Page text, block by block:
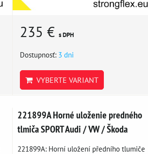
235 € s DPH
Dostupnosť: 3 dni
VYBERTE VARIANT
221899A Horné uloženie predného
tlmiča SPORT Audi / VW / Škoda
221899A: Horní uložení předního tlumiče